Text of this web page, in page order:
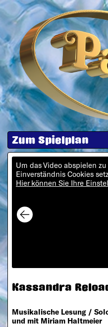
Zum Spielplan
Um das Video abspielen
Einverständnis Cookies
Hier können Sie Ihre
Kassandra
Musikalische Lesung /
und mit Miriam Haltmeier